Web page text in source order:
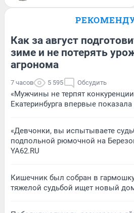
Как за август
зиме и не потерять
агронома
7 часов 5 595 Обсудить
«Мужчины не терпят
Екатеринбурга впервые
«Девчонки, вы испытываете
подпольной рюмочной на
YA62.RU
Кишечник был собран в
тяжелой судьбой ищет новый